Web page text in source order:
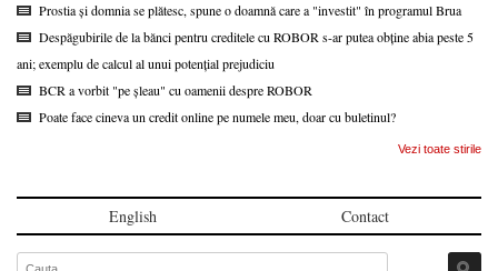
Prostia și domnia se plătesc, spune o doamnă care a "investit" în programul Brua
Despăgubirile de la bănci pentru creditele cu ROBOR s-ar putea obține abia peste 5
ani; exemplu de calcul al unui potențial prejudiciu
BCR a vorbit "pe șleau" cu oamenii despre ROBOR
Poate face cineva un credit online pe numele meu, doar cu buletinul?
Vezi toate stirile
English Contact